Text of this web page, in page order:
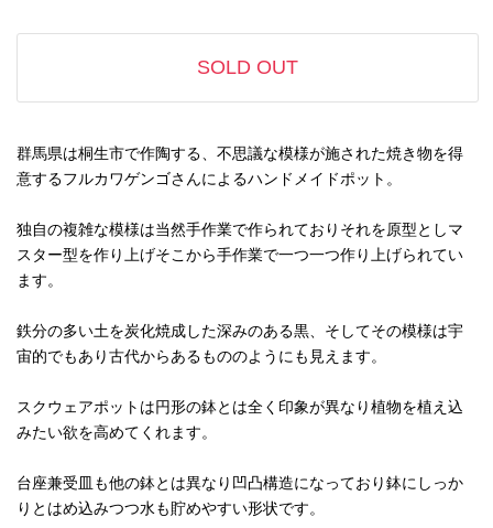
SOLD OUT
群馬県は桐生市で作陶する、不思議な模様が施された焼き物を得
意するフルカワゲンゴさんによるハンドメイドポット。
独自の複雑な模様は当然手作業で作られておりそれを原型としマ
スター型を作り上げそこから手作業で一つ一つ作り上げられてい
ます。
鉄分の多い土を炭化焼成した深みのある黒、そしてその模様は宇
宙的でもあり古代からあるもののようにも見えます。
スクウェアポットは円形の鉢とは全く印象が異なり植物を植え込
みたい欲を高めてくれます。
台座兼受皿も他の鉢とは異なり凹凸構造になっており鉢にしっか
りとはめ込みつつ水も貯めやすい形状です。